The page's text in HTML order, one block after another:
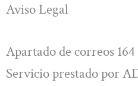
Aviso Legal
Apartado de correos
Servicio prestado por